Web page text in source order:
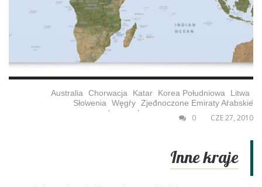
Australia , Chorwacja , Katar ,Korea Południowa , Litwa ,
Słowenia , Węgry , Zjednoczone Emiraty Arabskie
CZE 27, 2010
0
Inne kraje